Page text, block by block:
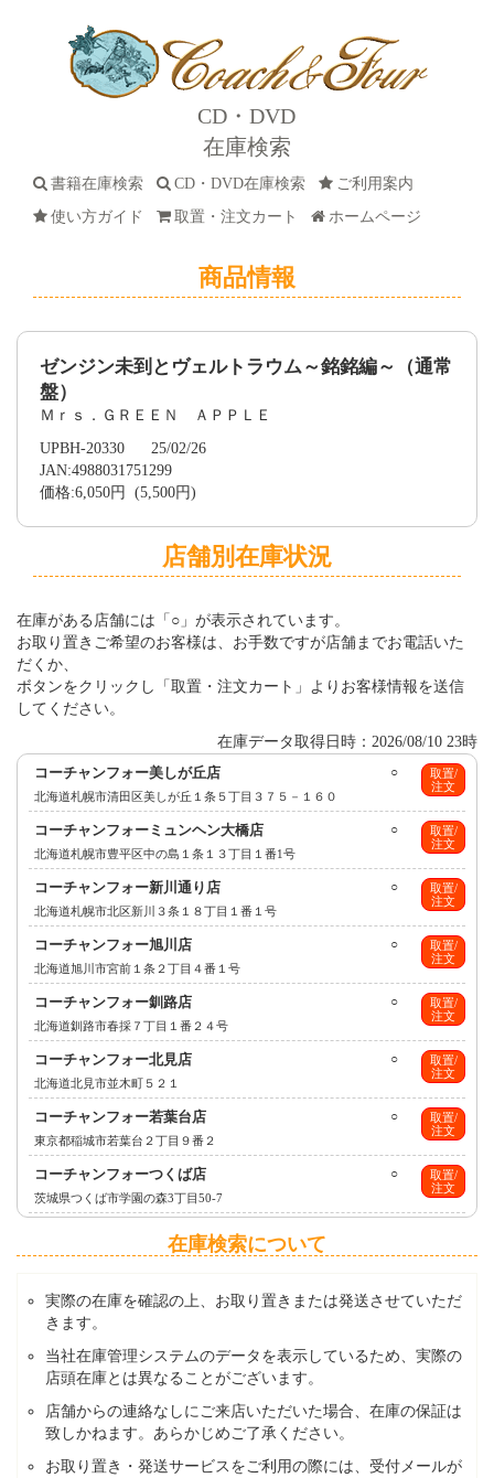
CD・DVD
在庫検索
書籍在庫検索 CD・DVD在庫検索
ご利用案内
使い方ガイド
取置・注文カート ホームページ
商品情報
ゼンジン未到とヴェルトラウム～銘銘編～（通常
盤）
Ｍｒｓ．ＧＲＥＥＮ ＡＰＰＬＥ
UPBH-20330 25/02/26
JAN:4988031751299
価格:6,050円 (5,500円)
店舗別在庫状況
在庫がある店舗には「○」が表示されています。
お取り置きご希望のお客様は、お手数ですが店舗までお電話いた
だくか、
ボタンをクリックし「取置・注文カート」よりお客様情報を送信
してください。
在庫データ取得日時：2026/08/10 23時
取置/
注文
○
コーチャンフォー美しが丘店
北海道札幌市清田区美しが丘１条５丁目３７５－１６０
取置/
注文
○
コーチャンフォーミュンヘン大橋店
北海道札幌市豊平区中の島１条１３丁目１番1号
取置/
注文
○
コーチャンフォー新川通り店
北海道札幌市北区新川３条１８丁目１番１号
取置/
注文
○
コーチャンフォー旭川店
北海道旭川市宮前１条２丁目４番１号
取置/
注文
○
コーチャンフォー釧路店
北海道釧路市春採７丁目１番２４号
取置/
注文
○
コーチャンフォー北見店
北海道北見市並木町５２１
取置/
注文
○
コーチャンフォー若葉台店
東京都稲城市若葉台２丁目９番２
取置/
注文
○
コーチャンフォーつくば店
茨城県つくば市学園の森3丁目50-7
在庫検索について
実際の在庫を確認の上、お取り置きまたは発送させていただ
きます。
当社在庫管理システムのデータを表示しているため、実際の
店頭在庫とは異なることがございます。
店舗からの連絡なしにご来店いただいた場合、在庫の保証は
致しかねます。あらかじめご了承ください。
お取り置き・発送サービスをご利用の際には、受付メールが